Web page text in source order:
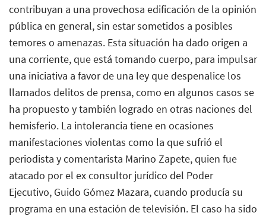
contribuyan a una provechosa edificación de la opinión
pública en general, sin estar sometidos a posibles
temores o amenazas. Esta situación ha dado origen a
una corriente, que está tomando cuerpo, para impulsar
una iniciativa a favor de una ley que despenalice los
llamados delitos de prensa, como en algunos casos se
ha propuesto y también logrado en otras naciones del
hemisferio. La intolerancia tiene en ocasiones
manifestaciones violentas como la que sufrió el
periodista y comentarista Marino Zapete, quien fue
atacado por el ex consultor jurídico del Poder
Ejecutivo, Guido Gómez Mazara, cuando producía su
programa en una estación de televisión. El caso ha sido